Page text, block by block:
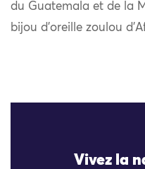
du Guatemala et de la
bijou d’oreille zoulou
Vivez la